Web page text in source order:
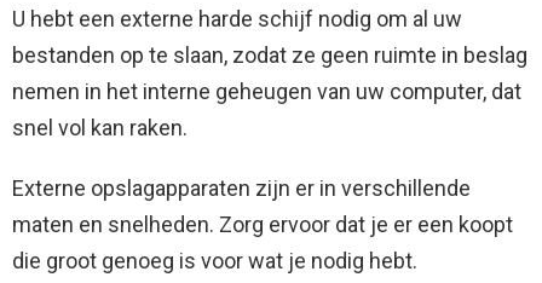
U hebt een externe harde schijf nodig om al uw
bestanden op te slaan, zodat ze geen ruimte in beslag
nemen in het interne geheugen van uw computer, dat
snel vol kan raken.
Externe opslagapparaten zijn er in verschillende
maten en snelheden. Zorg ervoor dat je er een koopt
die groot genoeg is voor wat je nodig hebt.